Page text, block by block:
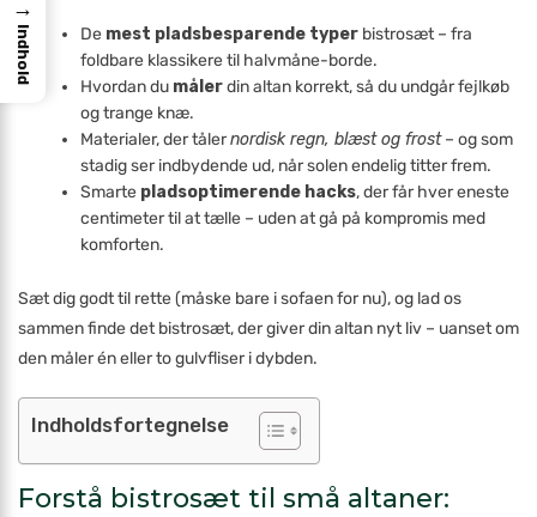
De mest pladsbesparende typer bistrosæt – fra
foldbare klassikere til halvmåne-borde.
Hvordan du målerdin altan korrekt, så du undgår fejlkøb
og trange knæ.
Materialer, der tålernordisk regn, blæst og frost– og som
stadig ser indbydende ud, når solen endelig titter frem.
Smarte pladsoptimerende hacks, der får hver eneste
centimeter til at tælle – uden at gå på kompromis med
komforten.
Sæt dig godt til rette (måske bare i sofaen for nu), og lad os
sammen finde det bistrosæt, der giver din altan nyt liv – uanset om
den måler én eller to gulvfliser i dybden.
Indholdsfortegnelse
Forstå bistrosæt til små altaner:
→
Indhold